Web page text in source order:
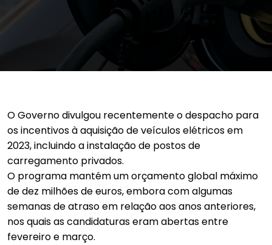
O Governo divulgou recentemente o despacho para
os incentivos à aquisição de veículos elétricos em
2023, incluindo a instalação de postos de
carregamento privados.
O programa mantém um orçamento global máximo
de dez milhões de euros, embora com algumas
semanas de atraso em relação aos anos anteriores,
nos quais as candidaturas eram abertas entre
fevereiro e março.